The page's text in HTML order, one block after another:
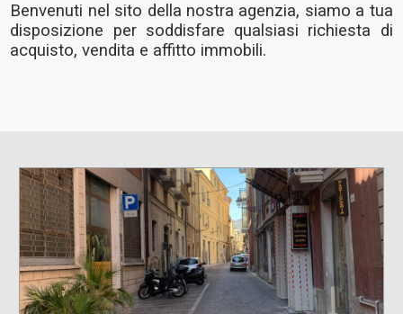
Benvenuti nel sito della nostra agenzia, siamo a tua
disposizione per soddisfare qualsiasi richiesta di
acquisto, vendita e affitto immobili.